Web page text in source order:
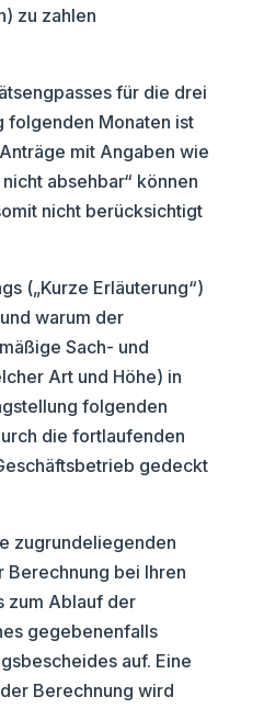
zu zahlen
für die drei
folgenden Monaten ist
mit Angaben wie
absehbar“ können
nicht berücksichtigt
(„Kurze Erläuterung“)
warum der
Sach- und
Art und Höhe) in
folgenden
die fortlaufenden
gedeckt
zugrundeliegenden
Berechnung bei Ihren
zum Ablauf der
gegebenenfalls
auf. Eine
Berechnung wird